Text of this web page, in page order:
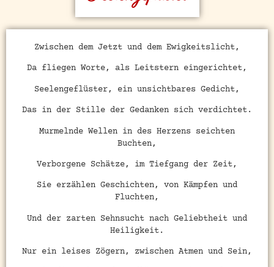
Zwischen dem Jetzt und dem Ewigkeitslicht,
Da fliegen Worte, als Leitstern eingerichtet,
Seelengeflüster, ein unsichtbares Gedicht,
Das in der Stille der Gedanken sich verdichtet.
Murmelnde Wellen in des Herzens seichten
Buchten,
Verborgene Schätze, im Tiefgang der Zeit,
Sie erzählen Geschichten, von Kämpfen und
Fluchten,
Und der zarten Sehnsucht nach Geliebtheit und
Heiligkeit.
Nur ein leises Zögern, zwischen Atmen und Sein,